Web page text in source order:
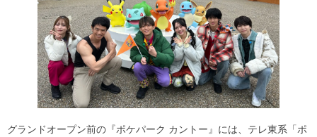
グランドオープン前の『ポケパーク カントー』には、テレ東系「ポ